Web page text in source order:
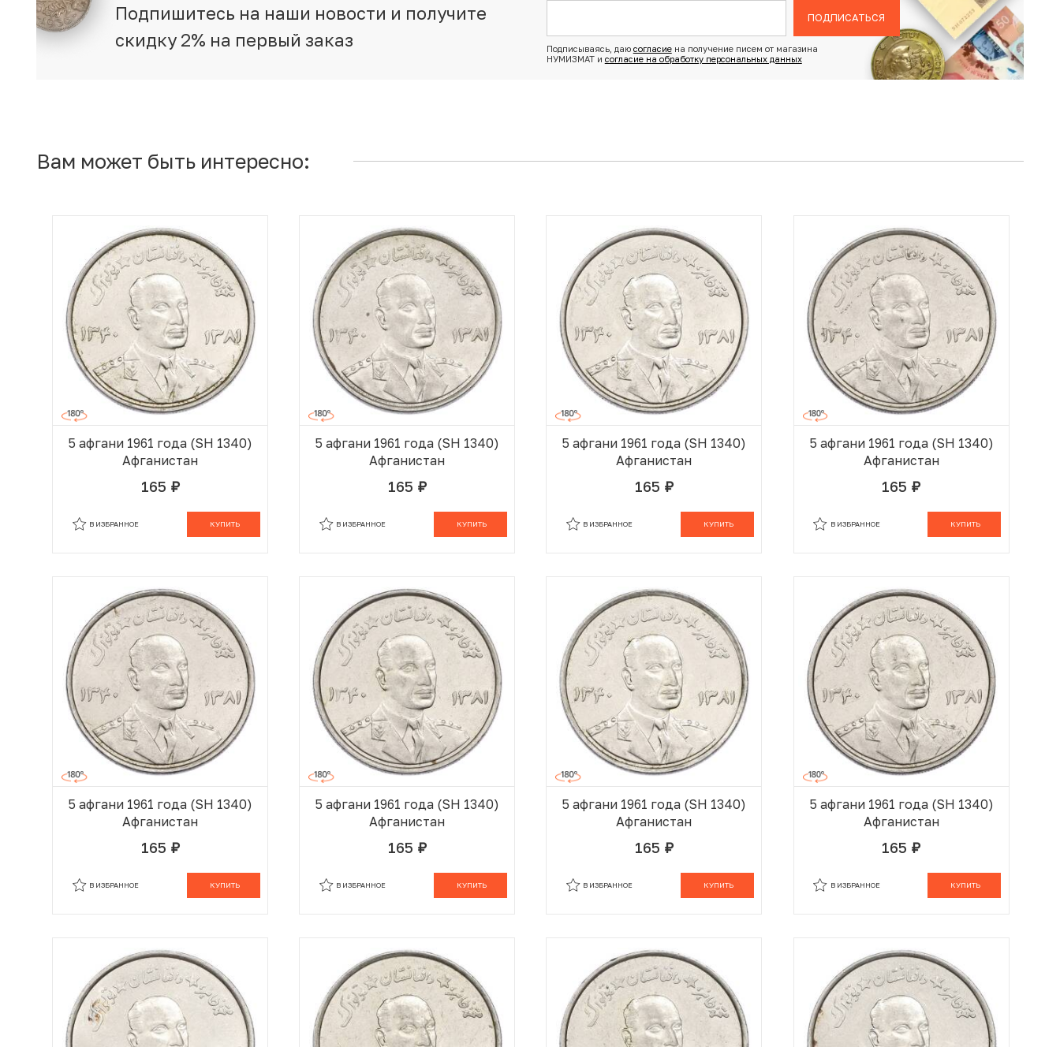
Подпишитесь на наши новости и получите
скидку 2% на первый заказ
ПОДПИСАТЬСЯ
Подписываясь, даю согласиена получение писем от магазина
НУМИЗМАТ и согласие на обработку персональных данных
Вам может быть интересно:
5 афгани 1961 года (SH 1340)
Афганистан
165 руб.
КУПИТЬ
В ИЗБРАННОЕ
5 афгани 1961 года (SH 1340)
Афганистан
165 руб.
КУПИТЬ
В ИЗБРАННОЕ
5 афгани 1961 года (SH 1340)
Афганистан
165 руб.
КУПИТЬ
В ИЗБРАННОЕ
5 афгани 1961 года (SH 1340)
Афганистан
165 руб.
КУПИТЬ
В ИЗБРАННОЕ
5 афгани 1961 года (SH 1340)
Афганистан
165 руб.
КУПИТЬ
В ИЗБРАННОЕ
5 афгани 1961 года (SH 1340)
Афганистан
165 руб.
КУПИТЬ
В ИЗБРАННОЕ
5 афгани 1961 года (SH 1340)
Афганистан
165 руб.
КУПИТЬ
В ИЗБРАННОЕ
5 афгани 1961 года (SH 1340)
Афганистан
165 руб.
КУПИТЬ
В ИЗБРАННОЕ